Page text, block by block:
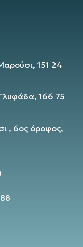
151 24
166 75
, 6ος όροφος,